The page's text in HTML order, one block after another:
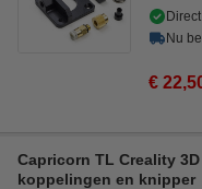
Nu
€
Capricorn TL Creality
koppelingen en knipper